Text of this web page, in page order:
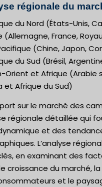
régionale du
du Nord (États-Unis,
(Allemagne, France,
(Chine, Japon,
du Sud (Brésil,
Orient et Afrique (Arabie
et Afrique du Sud)
sur le marché des
régionale détaillée qui
et des
L’analyse
en examinant des
croissance du marché,
et le